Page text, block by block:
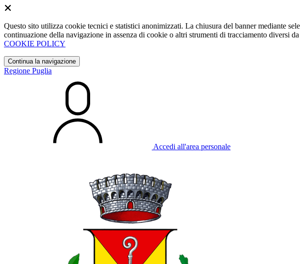
Questo sito utilizza cookie tecnici e statistici anonimizzati. La chiusura del banner mediante
continuazione della navigazione in assenza di cookie o altri strumenti di tracciamento diversi
COOKIE POLICY
Continua la navigazione
Regione Puglia
Accedi all'area personale